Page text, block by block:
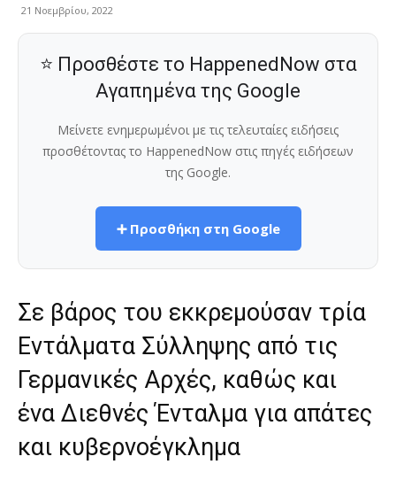
21 Νοεμβρίου, 2022
⭐ Προσθέστε το HappenedNow στα
Αγαπημένα της Google
Μείνετε ενημερωμένοι με τις τελευταίες ειδήσεις
προσθέτοντας το HappenedNow στις πηγές ειδήσεων
της Google.
➕ Προσθήκη στη Google
Σε βάρος του εκκρεμούσαν τρία
Εντάλματα Σύλληψης από τις
Γερμανικές Αρχές, καθώς και
ένα Διεθνές Ένταλμα για απάτες
και κυβερνοέγκλημα